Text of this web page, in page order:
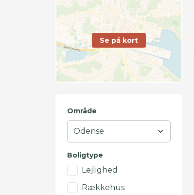
Se på kort
Område
Boligtype
Lejlighed
Rækkehus